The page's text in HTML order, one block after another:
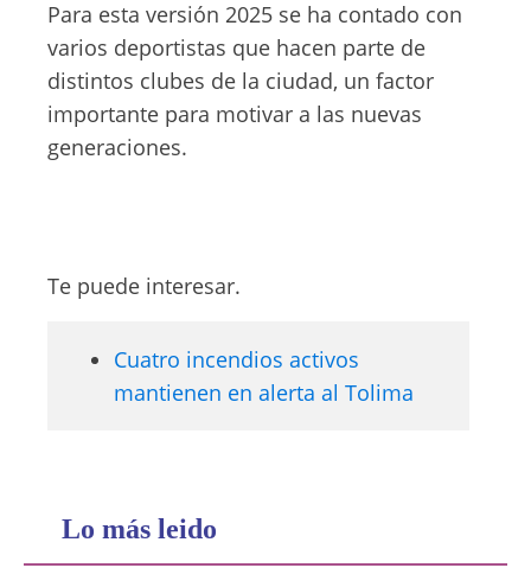
Para esta versión 2025 se ha contado con
varios deportistas que hacen parte de
distintos clubes de la ciudad, un factor
importante para motivar a las nuevas
generaciones.
Te puede interesar.
Cuatro incendios activos
mantienen en alerta al Tolima
Lo más leido